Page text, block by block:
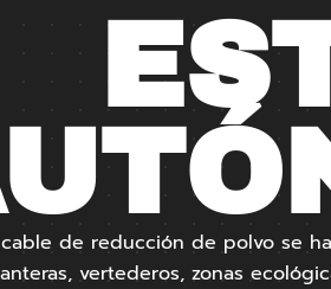
de reducción de polvo se
vertederos, zonas